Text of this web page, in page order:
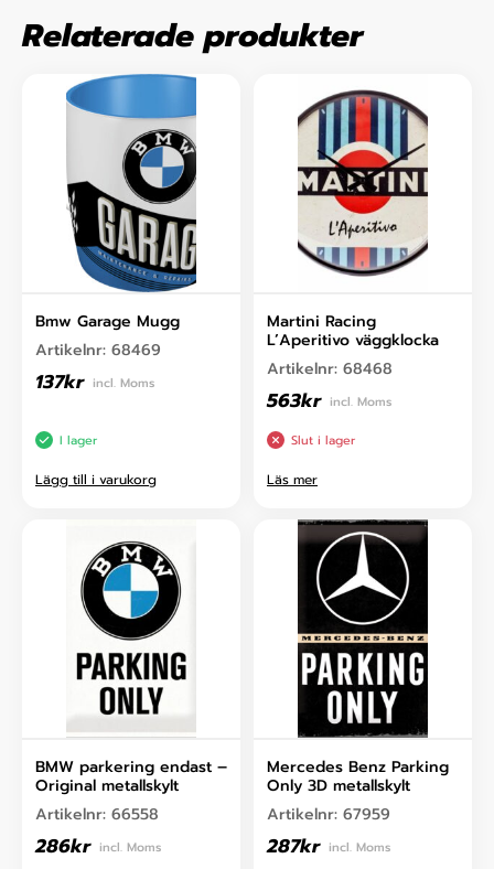
Relaterade produkter
Bmw Garage Mugg
Artikelnr: 68469
137kr incl. Moms
I lager
Lägg till i varukorg
Martini Racing
L’Aperitivo väggklocka
Artikelnr: 68468
563kr incl. Moms
Slut i lager
Läs mer
BMW parkering endast –
Original metallskylt
Artikelnr: 66558
286kr incl. Moms
Mercedes Benz Parking
Only 3D metallskylt
Artikelnr: 67959
287kr incl. Moms